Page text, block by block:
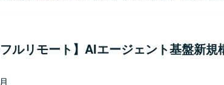
だける方を求めております。途中で離脱せず、プロジェク
迎いたします。 【ポジションの魅力】 通信会社向け
Pythonやコンテナ技術などの実践的な経験を積むことが
の工程に関わることで、上流から下流までのスキルを磨
ルリモート】AIエージェント基盤新規